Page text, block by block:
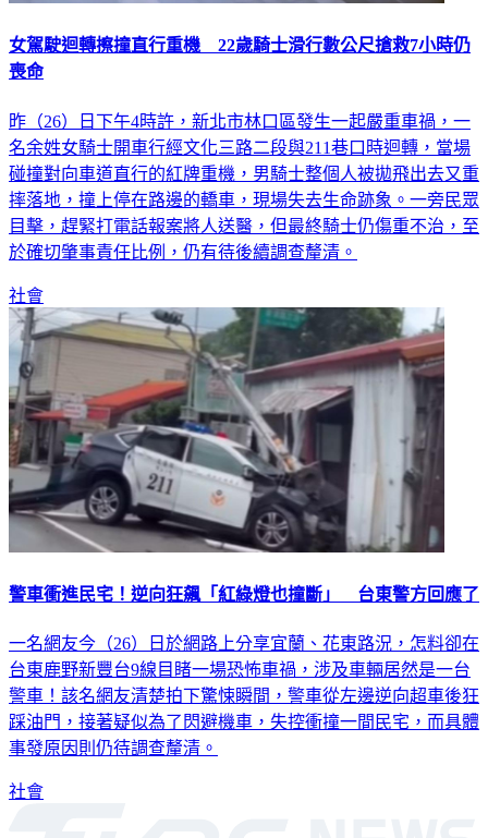
女駕駛迴轉擦撞直行重機 22歲騎士滑行數公尺搶救7小時仍
喪命
昨（26）日下午4時許，新北市林口區發生一起嚴重車禍，一
名余姓女騎士開車行經文化三路二段與211巷口時迴轉，當場
碰撞對向車道直行的紅牌重機，男騎士整個人被拋飛出去又重
摔落地，撞上停在路邊的轎車，現場失去生命跡象。一旁民眾
目擊，趕緊打電話報案將人送醫，但最終騎士仍傷重不治，至
於確切肇事責任比例，仍有待後續調查釐清。
社會
警車衝進民宅！逆向狂飆「紅綠燈也撞斷」 台東警方回應了
一名網友今（26）日於網路上分享宜蘭、花東路況，怎料卻在
台東鹿野新豐台9線目睹一場恐怖車禍，涉及車輛居然是一台
警車！該名網友清楚拍下驚悚瞬間，警車從左邊逆向超車後狂
踩油門，接著疑似為了閃避機車，失控衝撞一間民宅，而具體
事發原因則仍待調查釐清。
社會